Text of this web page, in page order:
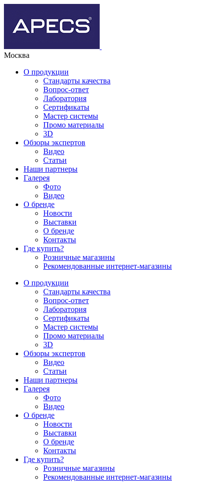
Москва
О продукции
Стандарты качества
Вопрос-ответ
Лаборатория
Сертификаты
Мастер системы
Промо материалы
3D
Обзоры экспертов
Видео
Статьи
Наши партнеры
Галерея
Фото
Видео
О бренде
Новости
Выставки
О бренде
Контакты
Где купить?
Розничные магазины
Рекомендованные интернет-магазины
О продукции
Стандарты качества
Вопрос-ответ
Лаборатория
Сертификаты
Мастер системы
Промо материалы
3D
Обзоры экспертов
Видео
Статьи
Наши партнеры
Галерея
Фото
Видео
О бренде
Новости
Выставки
О бренде
Контакты
Где купить?
Розничные магазины
Рекомендованные интернет-магазины